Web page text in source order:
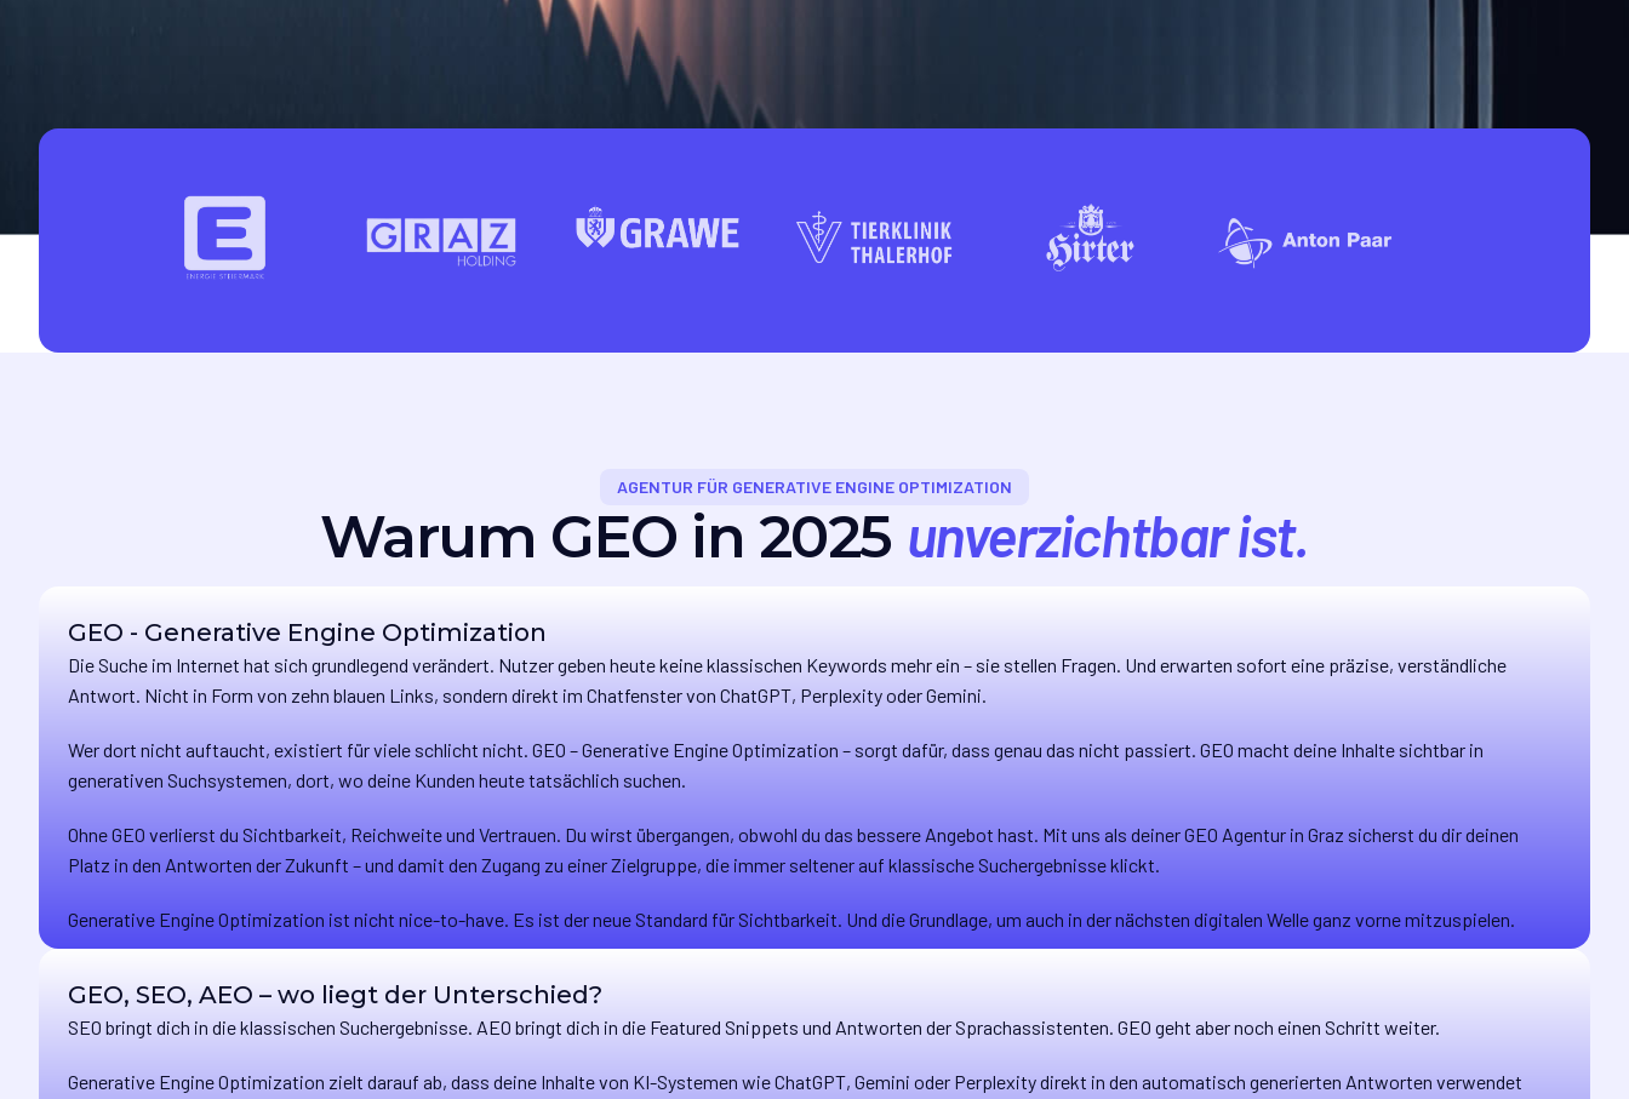
AGENTUR FÜR GENERATIVE ENGINE OPTIMIZATION
Warum GEO in 2025 unverzichtbar ist.
GEO - Generative Engine Optimization
Die Suche im Internet hat sich grundlegend verändert. Nutzer geben heute keine klassischen Keywords mehr ein – sie stellen Fragen. Und erwarten sofort eine präzise, verständliche
Antwort. Nicht in Form von zehn blauen Links, sondern direkt im Chatfenster von ChatGPT, Perplexity oder Gemini.
Wer dort nicht auftaucht, existiert für viele schlicht nicht. GEO – Generative Engine Optimization – sorgt dafür, dass genau das nicht passiert. GEO macht deine Inhalte sichtbar in
generativen Suchsystemen, dort, wo deine Kunden heute tatsächlich suchen.
Ohne GEO verlierst du Sichtbarkeit, Reichweite und Vertrauen. Du wirst übergangen, obwohl du das bessere Angebot hast. Mit uns als deiner GEO Agentur in Graz sicherst du dir deinen
Platz in den Antworten der Zukunft – und damit den Zugang zu einer Zielgruppe, die immer seltener auf klassische Suchergebnisse klickt.
Generative Engine Optimization ist nicht nice-to-have. Es ist der neue Standard für Sichtbarkeit. Und die Grundlage, um auch in der nächsten digitalen Welle ganz vorne mitzuspielen.
GEO, SEO, AEO – wo liegt der Unterschied?
SEO bringt dich in die klassischen Suchergebnisse. AEO bringt dich in die Featured Snippets und Antworten der Sprachassistenten. GEO geht aber noch einen Schritt weiter.
Generative Engine Optimization zielt darauf ab, dass deine Inhalte von KI-Systemen wie ChatGPT, Gemini oder Perplexity direkt in den automatisch generierten Antworten verwendet